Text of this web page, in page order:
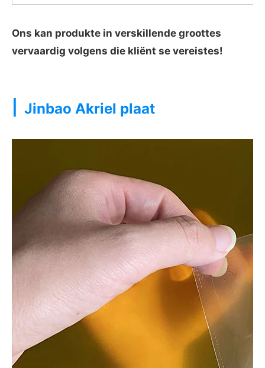
Ons kan produkte in verskillende groottes
vervaardig volgens die kliënt se vereistes!
Jinbao Akriel plaat